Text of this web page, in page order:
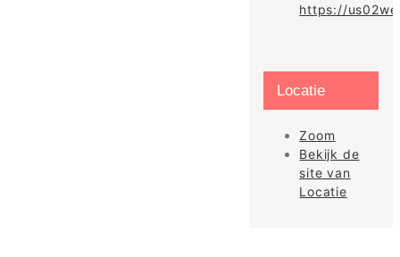
https://
Locatie
Zoom
Bekijk de
site van
Locatie